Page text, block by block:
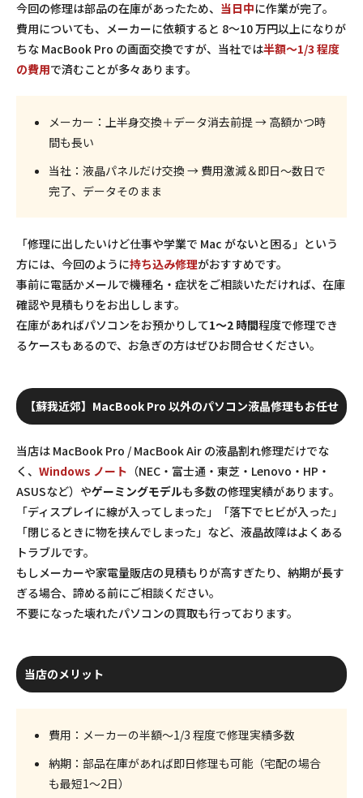
今回の修理は部品の在庫があったため、 当日中に作業が完了。
費用についても、メーカーに依頼すると 8～10 万円以上になりが
ちな MacBook Pro の画面交換ですが、当社では半額～1/3 程度
の費用で済むことが多々あります。
メーカー：上半身交換＋データ消去前提 → 高額かつ時
間も長い
当社：液晶パネルだけ交換 → 費用激減＆即日～数日で
完了、データそのまま
「修理に出したいけど仕事や学業で Mac がないと困る」という
方には、今回のように持ち込み修理がおすすめです。
事前に電話かメールで機種名・症状をご相談いただければ、在庫
確認や見積もりをお出しします。
在庫があればパソコンをお預かりして1～2 時間程度で修理でき
るケースもあるので、お急ぎの方はぜひお問合せください。
【蘇我近郊】MacBook Pro 以外のパソコン液晶修理もお任せ
当店は MacBook Pro / MacBook Air の液晶割れ修理だけでな
く、 Windows ノート （NEC・富士通・東芝・Lenovo・HP・
ASUSなど）やゲーミングモデルも多数の修理実績があります。
「ディスプレイに線が入ってしまった」「落下でヒビが入った」
「閉じるときに物を挟んでしまった」など、液晶故障はよくある
トラブルです。
もしメーカーや家電量販店の見積もりが高すぎたり、納期が長す
ぎる場合、諦める前にご相談ください。
不要になった壊れたパソコンの買取も行っております。
当店のメリット
費用 ：メーカーの半額～1/3 程度で修理実績多数
納期 ：部品在庫があれば即日修理も可能（宅配の場合
も最短1～2日）